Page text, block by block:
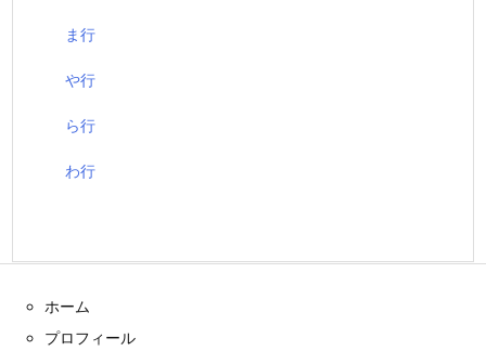
ま行
や行
ら行
わ行
ホーム
プロフィール